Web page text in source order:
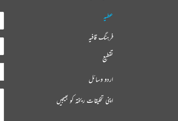
عطیہ
فرہنگ قافیہ
تقطیع
اردو وسائل
اپنی تخلیقات ریختہ کو بھیجیں